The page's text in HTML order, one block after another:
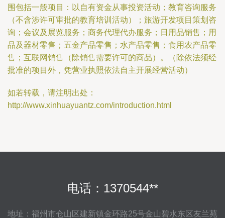
围包括一般项目：以自有资金从事投资活动；教育咨询服务
（不含涉许可审批的教育培训活动）；旅游开发项目策划咨
询；会议及展览服务；商务代理代办服务；日用品销售；用
品及器材零售；五金产品零售；水产品零售；食用农产品零
售；互联网销售（除销售需要许可的商品）。（除依法须经
批准的项目外，凭营业执照依法自主开展经营活动）
如若转载，请注明出处：
http://www.xinhuayuantz.com/introduction.html
电话：1370544**
地址：福州市仓山区建新镇金环路25号金山碧水东区友兰苑